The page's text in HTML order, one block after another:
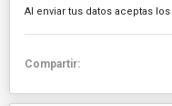
Al enviar tus datos aceptas los
Compartir: